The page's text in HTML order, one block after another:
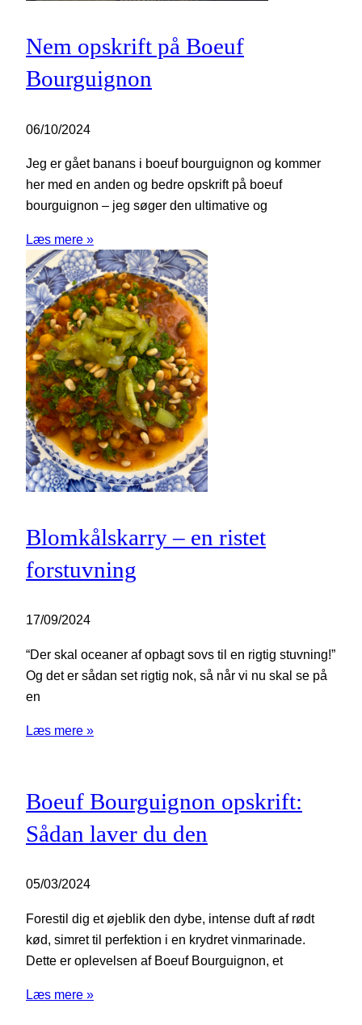
Nem opskrift på Boeuf
Bourguignon
06/10/2024
Jeg er gået banans i boeuf bourguignon og kommer
her med en anden og bedre opskrift på boeuf
bourguignon – jeg søger den ultimative og
Læs mere »
Blomkålskarry – en ristet
forstuvning
17/09/2024
“Der skal oceaner af opbagt sovs til en rigtig stuvning!”
Og det er sådan set rigtig nok, så når vi nu skal se på
en
Læs mere »
Boeuf Bourguignon opskrift:
Sådan laver du den
05/03/2024
Forestil dig et øjeblik den dybe, intense duft af rødt
kød, simret til perfektion i en krydret vinmarinade.
Dette er oplevelsen af Boeuf Bourguignon, et
Læs mere »